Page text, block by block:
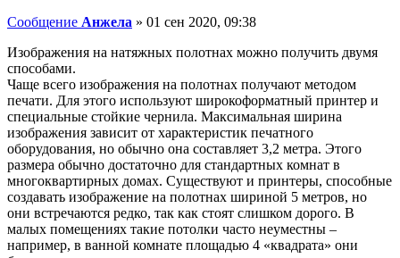
Сообщение Анжела » 01 сен 2020, 09:38
Изображения на натяжных полотнах можно получить двумя
способами.
Чаще всего изображения на полотнах получают методом
печати. Для этого используют широкоформатный принтер и
специальные стойкие чернила. Максимальная ширина
изображения зависит от характеристик печатного
оборудования, но обычно она составляет 3,2 метра. Этого
размера обычно достаточно для стандартных комнат в
многоквартирных домах. Существуют и принтеры, способные
создавать изображение на полотнах шириной 5 метров, но
они встречаются редко, так как стоят слишком дорого. В
малых помещениях такие потолки часто неуместны –
например, в ванной комнате площадью 4 «квадрата» они